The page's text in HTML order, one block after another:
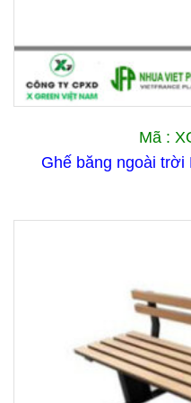
Mã :
Ghế băng ngoài